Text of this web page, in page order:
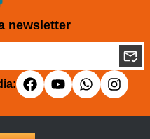
newsletter